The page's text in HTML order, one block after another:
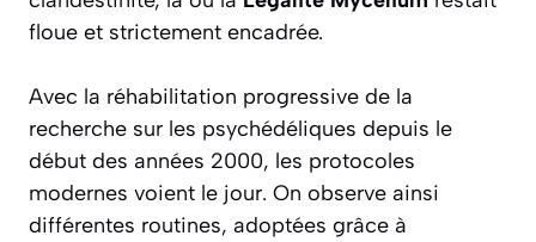
floue et strictement encadrée.
Avec la réhabilitation progressive de la
recherche sur les psychédéliques depuis le
début des années 2000, les protocoles
modernes voient le jour. On observe ainsi
différentes routines, adoptées grâce à